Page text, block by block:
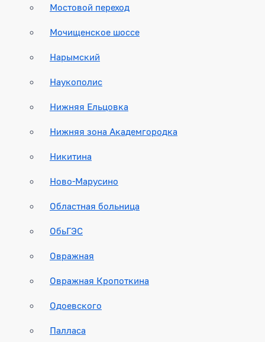
Мостовой переход
Мочищенское шоссе
Нарымский
Наукополис
Нижняя Ельцовка
Нижняя зона Академгородка
Никитина
Ново-Марусино
Областная больница
ОбьГЭС
Овражная
Овражная Кропоткина
Одоевского
Палласа